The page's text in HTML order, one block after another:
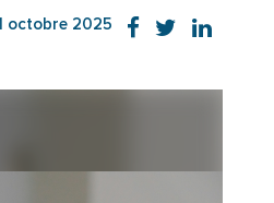
octobre 2025